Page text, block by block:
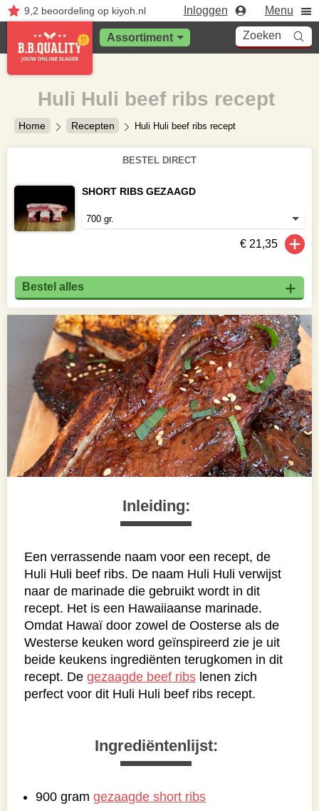
9,2 beoordelingop kiyoh.nl Inloggen Menu
Assortiment Zoeken
Home Recepten Huli Huli beef ribs recept
Huli Huli beef ribs recept
Inleiding:
Een verrassende naam voor een recept, de
Huli Huli beef ribs. De naam Huli Huli verwijst
naar de marinade die gebruikt wordt in dit
recept. Het is een Hawaiiaanse marinade.
Omdat Hawaï door zowel de Oosterse als de
Westerse keuken word geïnspireerd zie je uit
beide keukens ingrediënten terugkomen in dit
recept. De gezaagde beef ribs lenen zich
perfect voor dit Huli Huli beef ribs recept.
Ingrediëntenlijst:
900 gram gezaagde short ribs
BESTEL DIRECT
SHORT RIBS GEZAAGD
€ 21,35
Bestel alles